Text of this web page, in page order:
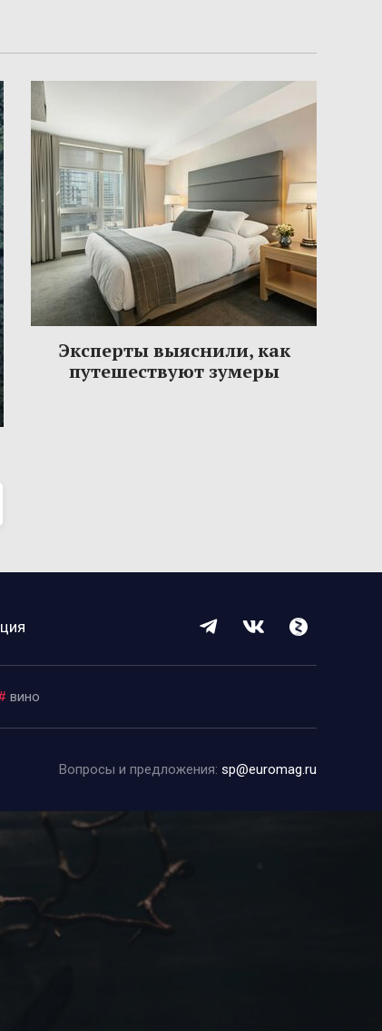
Эксперты выяснили, как
путешествуют зумеры
вино
Вопросы и предложения: sp@euromag.ru